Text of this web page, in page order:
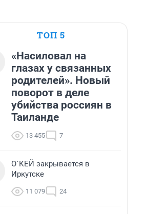
ТОП 5
«Насиловал на
глазах у связанных
родителей». Новый
поворот в деле
убийства россиян в
Таиланде
13 455 7
О`КЕЙ закрывается в
Иркутске
11 079 24